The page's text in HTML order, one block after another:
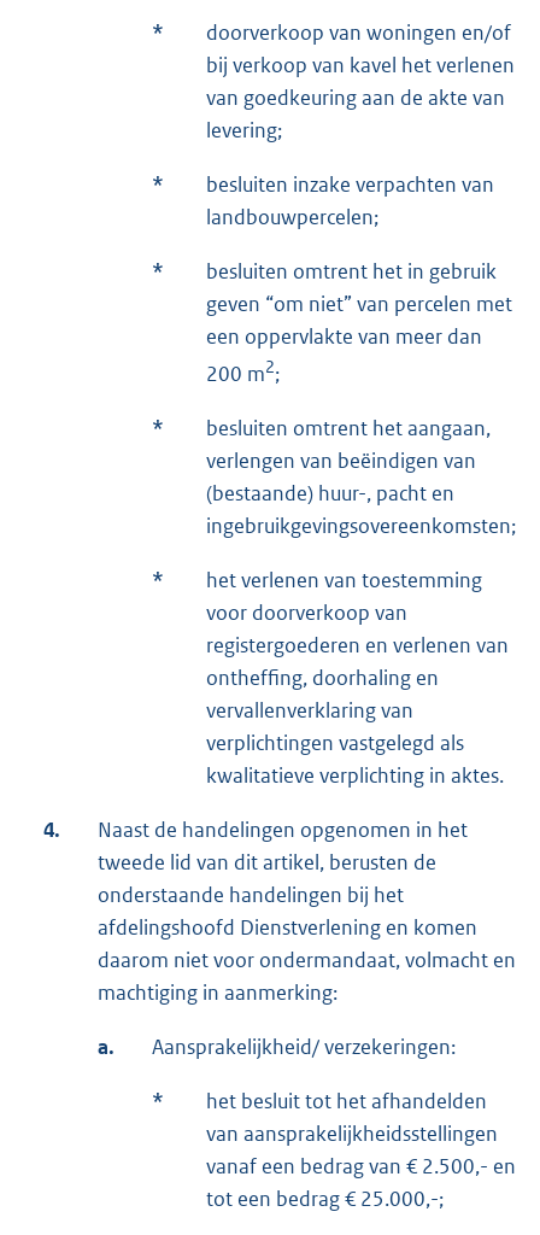
*
doorverkoop van woningen en/of
bij verkoop van kavel het verlenen
van goedkeuring aan de akte van
levering;
*
besluiten inzake verpachten van
landbouwpercelen;
*
besluiten omtrent het in gebruik
geven “om niet” van percelen met
een oppervlakte van meer dan
200 m2;
*
besluiten omtrent het aangaan,
verlengen van beëindigen van
(bestaande) huur-, pacht en
ingebruikgevingsovereenkomsten;
*
het verlenen van toestemming
voor doorverkoop van
registergoederen en verlenen van
ontheffing, doorhaling en
vervallenverklaring van
verplichtingen vastgelegd als
kwalitatieve verplichting in aktes.
4.
Naast de handelingen opgenomen in het
tweede lid van dit artikel, berusten de
onderstaande handelingen bij het
afdelingshoofd Dienstverlening en komen
daarom niet voor ondermandaat, volmacht en
machtiging in aanmerking:
a. Aansprakelijkheid/ verzekeringen:
*
het besluit tot het afhandelden
van aansprakelijkheidsstellingen
vanaf een bedrag van € 2.500,- en
tot een bedrag € 25.000,-;